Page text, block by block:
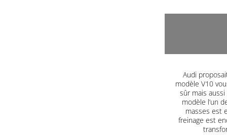
Audi
modèle V10
sûr mais
modèle l’un
masses est
freinage est